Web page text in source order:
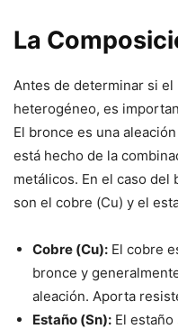
La
Antes de determinar si
heterogéneo, es
El bronce es una
está hecho de la
metálicos. En el caso
son el cobre (Cu) y el
Cobre (Cu): El cobre
bronce y
aleación. Aporta
Estaño (Sn): El